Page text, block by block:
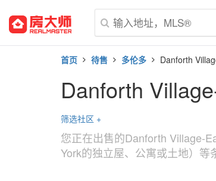
首页 待售 多伦多 Danforth
Danforth
筛选社区 +
您正在出售的Danforth Village-
York的独立屋、公寓或土地）等